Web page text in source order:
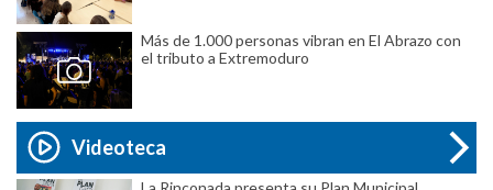
Más de 1.000 personas vibran en El Abrazo con
el tributo a Extremoduro
Videoteca